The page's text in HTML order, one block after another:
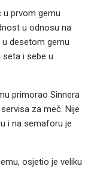
u prvom gemu
u odnosu na
u desetom gemu
seta i sebe u
primorao Sinnera
za meč. Nije
i na semaforu je
osjetio je veliku